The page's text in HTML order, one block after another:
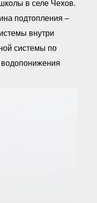
в селе Чехов.
подтопления –
внутри
системы по